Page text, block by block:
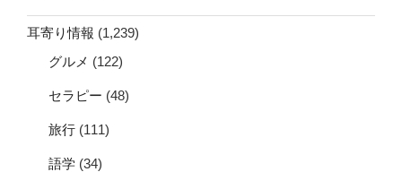
耳寄り情報 (1,239)
グルメ (122)
セラピー (48)
旅行 (111)
語学 (34)